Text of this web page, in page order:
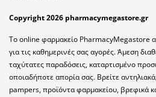
Copyright 2026 pharmacymegastore.gr
Το online φαρμακείο PharmacyMegastore
για τις καθημερινές σας αγορές. Άμεση
ταχύτατες παραδόσεις, καταρτισμένο
οποιαδήποτε απορία σας. Βρείτε
pampers, προϊόντα φαρμακείου, βρεφικά